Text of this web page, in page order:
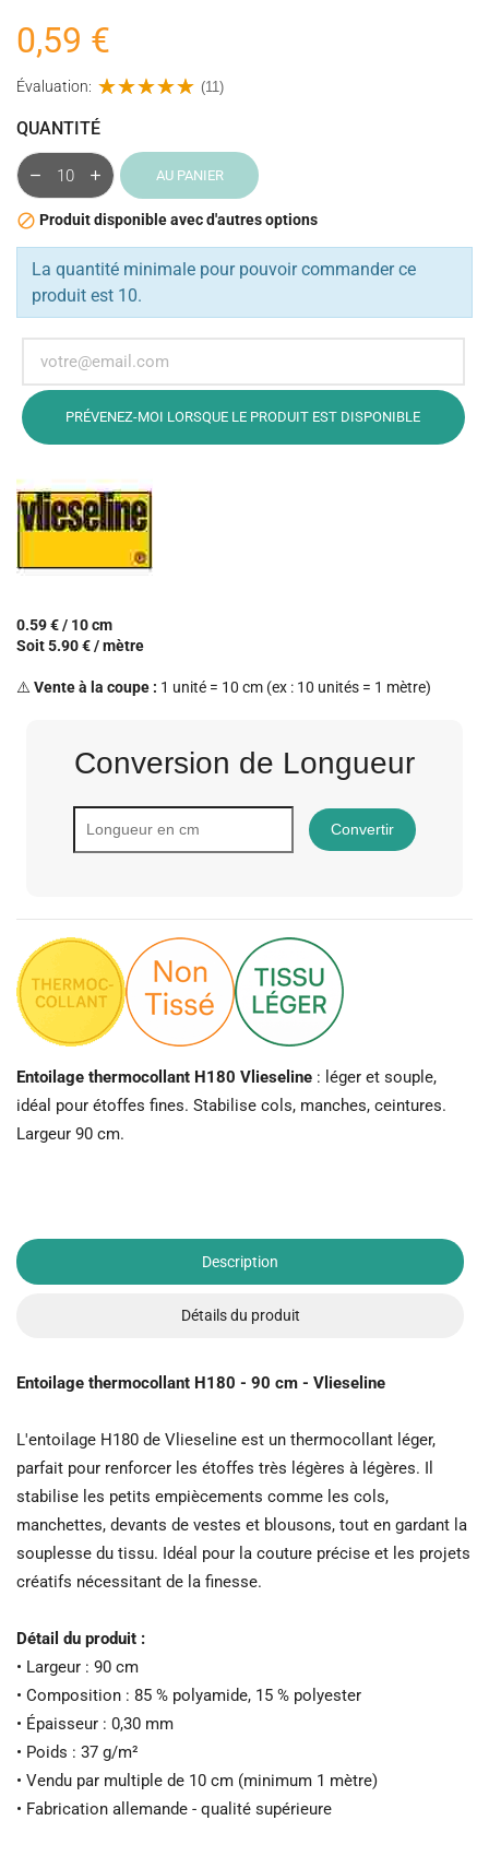
0,59 €
Évaluation: (11)
QUANTITÉ
AU PANIER
 Produit disponible avec d'autres options
La quantité minimale pour pouvoir commander ce
produit est 10.
PRÉVENEZ-MOI LORSQUE LE PRODUIT EST DISPONIBLE
0.59 € / 10 cm
Soit 5.90 € / mètre
⚠️ Vente à la coupe : 1 unité = 10 cm (ex : 10 unités = 1 mètre)
Conversion de Longueur
Convertir
Entoilage thermocollant H180 Vlieseline : léger et souple,
idéal pour étoffes fines. Stabilise cols, manches, ceintures.
Largeur 90 cm.
Description
Détails du produit
Entoilage thermocollant H180 - 90 cm - Vlieseline
L'entoilage H180 de Vlieseline est un thermocollant léger,
parfait pour renforcer les étoffes très légères à légères. Il
stabilise les petits empiècements comme les cols,
manchettes, devants de vestes et blousons, tout en gardant la
souplesse du tissu. Idéal pour la couture précise et les projets
créatifs nécessitant de la finesse.
Détail du produit :
• Largeur : 90 cm
• Composition : 85 % polyamide, 15 % polyester
• Épaisseur : 0,30 mm
• Poids : 37 g/m²
• Vendu par multiple de 10 cm (minimum 1 mètre)
• Fabrication allemande - qualité supérieure